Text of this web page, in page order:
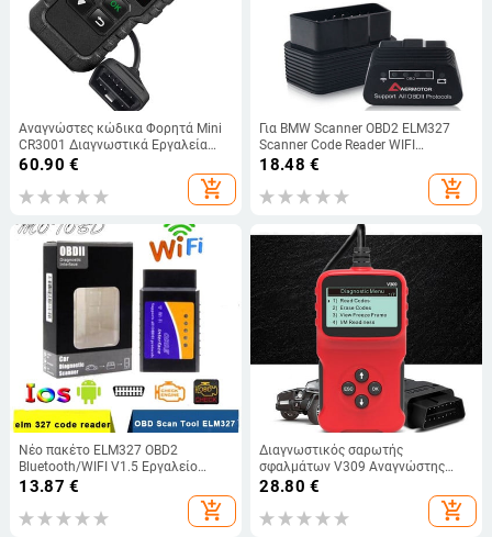
Αναγνώστες κώδικα Φορητά Mini
CR3001 Διαγνωστικά Εργαλεία
Αυτοκινήτου Υποστήριξη
εξαρτημάτων οργάνων
60.90 €
add_shopping_cart
Για BMW Scanner OBD2 ELM327
Scanner Code Reader WIFI
Διαγνωστικά εργαλεία για BMW
E90 E60 E38 E36 E46 E39 E30 X5
X3 X6 X7 M2 M3 M5
18.48 €
add_shopping_cart
Νέο πακέτο ELM327 OBD2
Bluetooth/WIFI V1.5 Εργαλείο
διάγνωσης αυτοκινήτου ELM 327
Android/IOS/Windows 12V Diesel
13.87 €
add_shopping_cart
Διαγνωστικός σαρωτής
σφαλμάτων V309 Αναγνώστης
κωδικών αυτοκινήτου Auto OBD
OBD2 ELM327 Εργαλείο ελέγχου
28.80 €
add_shopping_cart